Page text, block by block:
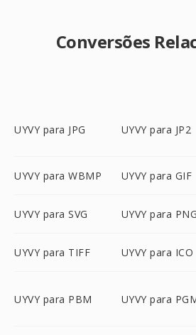
Conversões
UYVY para JPG UYVY para JP2
UYVY para WBMP UYVY para GIF
UYVY para SVG UYVY para PNG
UYVY para TIFF UYVY para ICO
UYVY para PBM UYVY para